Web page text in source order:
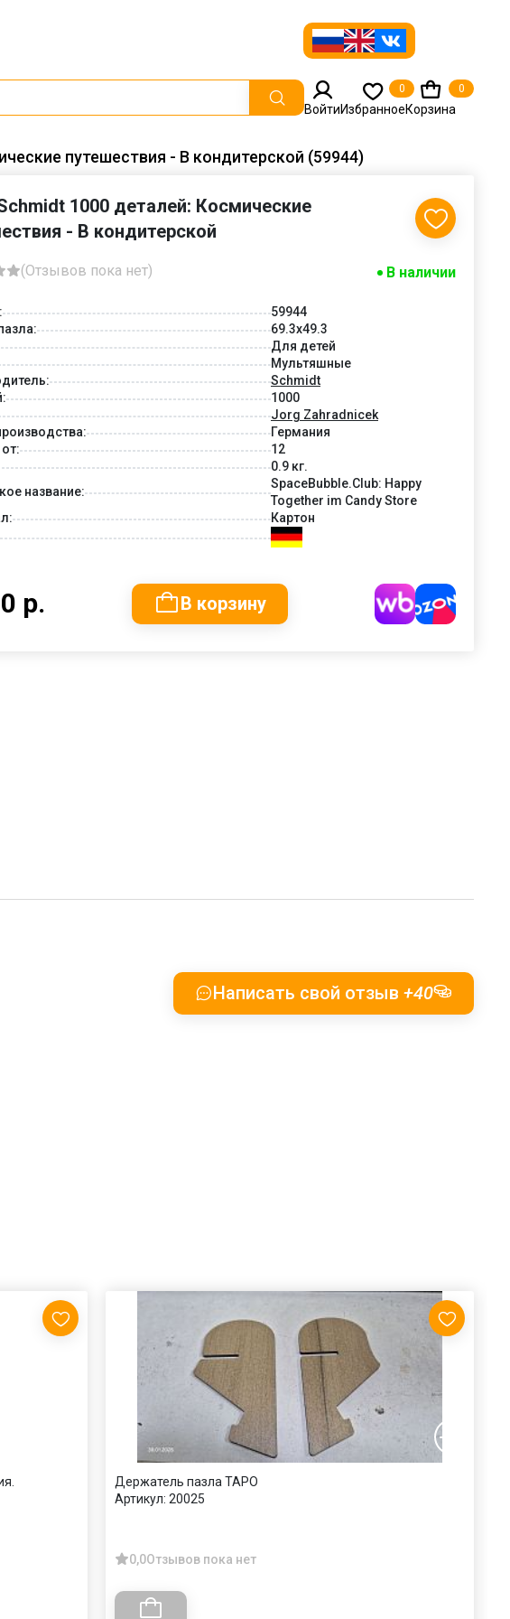
ВойтиИзбранное
0
Корзина
0
путешествия - В кондитерской (59944)
1000 деталей: Космические
- В кондитерской
(Отзывов пока нет) В наличии
59944
69.3x49.3
Для детей
Мультяшные
Schmidt
1000
Jorg Zahradnicek
Германия
12
0.9 кг.
название:
SpaceBubble.Club: Happy
Together im Candy Store
Картон
р. В корзину
Написать свой отзыв +40
Держатель пазла ТАРО
Артикул: 20025
0,0Отзывов пока нет